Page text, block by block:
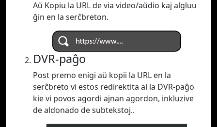
Aŭ Kopiu la URL de via video/aŭdio kaj algluu
ĝin en la serĉbreton.
DVR-paĝo
Post premo enigi aŭ kopii la URL en la
serĉbreto vi estos redirektita al la DVR-paĝo
kie vi povos agordi ajnan agordon, inkluzive
de aldonado de subtekstoj..